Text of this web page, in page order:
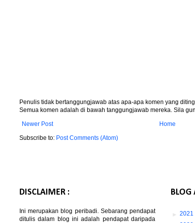
Penulis tidak bertanggungjawab atas apa-apa komen yang
Semua komen adalah di bawah tanggungjawab mereka. Sila
Newer Post
Home
Subscribe to: Post Comments (Atom)
DISCLAIMER :
Ini merupakan blog peribadi. Sebarang pendapat
ditulis dalam blog ini adalah pendapat daripada
BLOG
► 2021